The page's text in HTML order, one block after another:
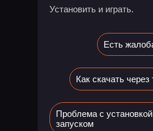
Установить и играть.
Есть
Как скачать через
Проблема с
запуском